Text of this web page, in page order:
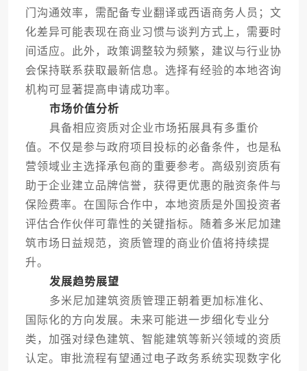
门沟通效率，需配备专业翻译或西语商务人员；文
化差异可能表现在商业习惯与谈判方式上，需要时
间适应。此外，政策调整较为频繁，建议与行业协
会保持联系获取最新信息。选择有经验的本地咨询
机构可显著提高申请成功率。
市场价值分析
具备相应资质对企业市场拓展具有多重价
值。不仅是参与政府项目投标的必备条件，也是私
营领域业主选择承包商的重要参考。高级别资质有
助于企业建立品牌信誉，获得更优惠的融资条件与
保险费率。在国际合作中，本地资质是外国投资者
评估合作伙伴可靠性的关键指标。随着多米尼加建
筑市场日益规范，资质管理的商业价值将持续提
升。
发展趋势展望
多米尼加建筑资质管理正朝着更加标准化、
国际化的方向发展。未来可能进一步细化专业分
类，加强对绿色建筑、智能建筑等新兴领域的资质
认定。审批流程有望通过电子政务系统实现数字化